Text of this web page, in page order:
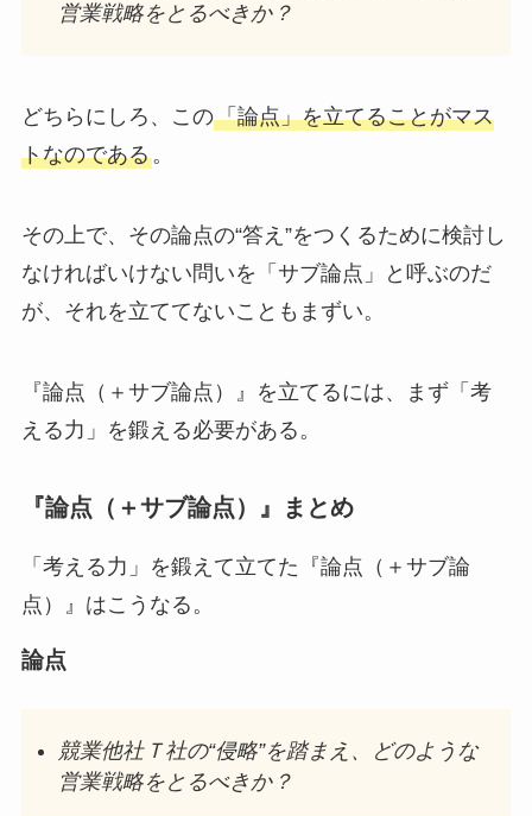
営業戦略をとるべきか？
どちらにしろ、この「論点」を立てることがマス
トなのである。
その上で、その論点の“答え”をつくるために検討し
なければいけない問いを「サブ論点」と呼ぶのだ
が、それを立ててないこともまずい。
『論点（＋サブ論点）』を立てるには、まず「考
える力」を鍛える必要がある。
『論点（＋サブ論点）』まとめ
「考える力」を鍛えて立てた『論点（＋サブ論
点）』はこうなる。
論点
競業他社Ｔ社の“侵略”を踏まえ、どのような
営業戦略をとるべきか？